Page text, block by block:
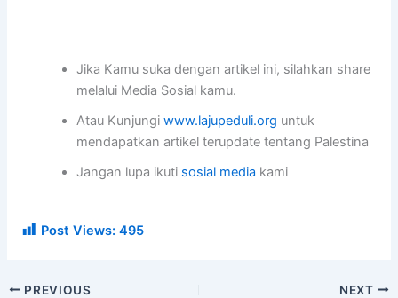
Jika Kamu suka dengan artikel ini, silahkan share
melalui Media Sosial kamu.
Atau Kunjungiwww.lajupeduli.org untuk
mendapatkan artikel terupdate tentang Palestina
Jangan lupa ikuti sosial media kami
Post Views: 495
PREVIOUS NEXT